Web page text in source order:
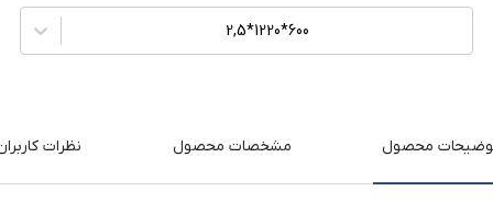
600*1220*2,5
محصول مشخصات محصول نظرات